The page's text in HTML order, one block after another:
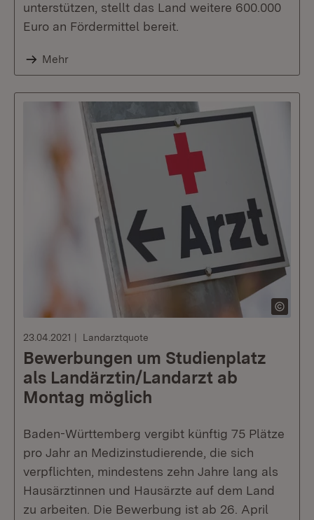
unterstützen, stellt das Land weitere 600.000
Euro an Fördermittel bereit.
Mehr
23.04.2021 Landarztquote
Bewerbungen um Studienplatz
als Landärztin/Landarzt ab
Montag möglich
Baden-Württemberg vergibt künftig 75 Plätze
pro Jahr an Medizinstudierende, die sich
verpflichten, mindestens zehn Jahre lang als
Hausärztinnen und Hausärzte auf dem Land
zu arbeiten. Die Bewerbung ist ab 26. April